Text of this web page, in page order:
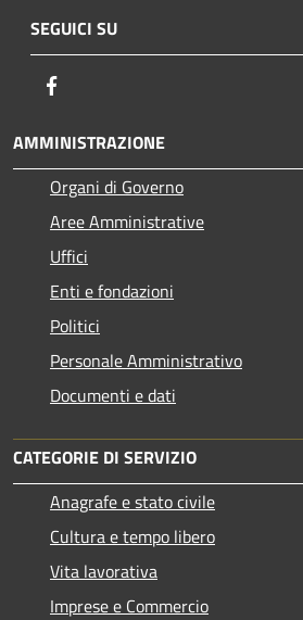
SEGUICI SU
AMMINISTRAZIONE
Organi di Governo
Aree Amministrative
Uffici
Enti e fondazioni
Politici
Personale Amministrativo
Documenti e dati
CATEGORIE DI SERVIZIO
Anagrafe e stato civile
Cultura e tempo libero
Vita lavorativa
Imprese e Commercio